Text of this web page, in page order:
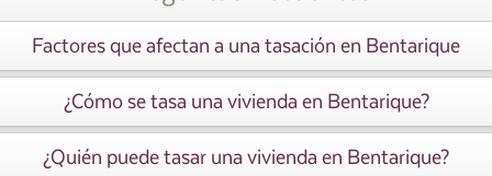
Factores que afectan a una tasación en Bentarique
¿Cómo se tasa una vivienda en Bentarique?
¿Quién puede tasar una vivienda en Bentarique?